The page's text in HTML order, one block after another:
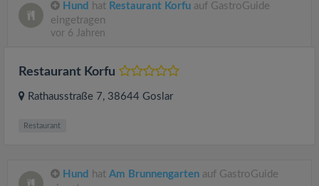
Hund hat Restaurant Korfu auf GastroGuide
eingetragen
vor 6 Jahren
Restaurant Korfu
Rathausstraße 7, 38644 Goslar
Restaurant
Hund hat Am Brunnengarten auf GastroGuide